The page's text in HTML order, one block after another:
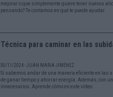
mejorar o que simplemente quiere tener nuevos
pensando? Te contamos en qué te puede ayudar.
Técnica para caminar en las
30/11/2024 - JUAN MARIA JIMENEZ
Si sabemos andar de una manera eficiente en las
de ganar tiempo y ahorrar energía. Además, con
innecesarios. Aprende cómo en este vídeo.